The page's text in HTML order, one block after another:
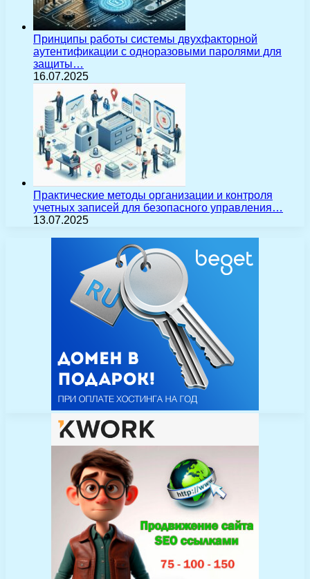
Принципы работы системы двухфакторной
аутентификации с одноразовыми паролями для
защиты…
16.07.2025
Практические методы организации и контроля
учетных записей для безопасного управления…
13.07.2025